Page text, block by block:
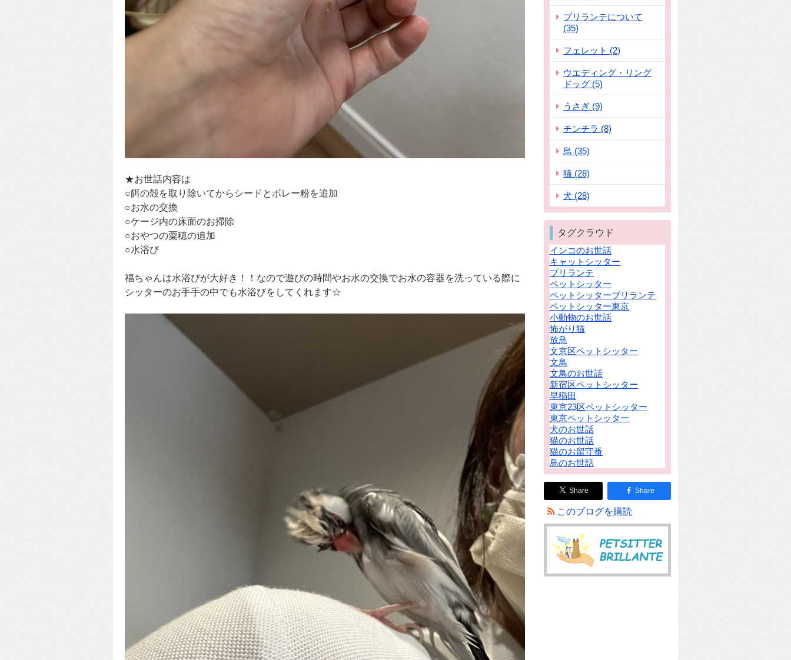
★お世話内容は
○餌の殻を取り除いてからシードとボレー粉を追加
○お水の交換
○ケージ内の床面のお掃除
○おやつの粟穂の追加
○水浴び
福ちゃんは水浴びが大好き！！なので遊びの時間やお水の交換でお水の容器を洗っている際に
シッターのお手手の中でも水浴びをしてくれます☆
ブリランテについて
(35)
フェレット (2)
ウエディング・リング
ドッグ (5)
うさぎ (9)
チンチラ (8)
鳥 (35)
猫 (28)
犬 (28)
タグクラウド
インコのお世話
キャットシッター
ブリランテ
ペットシッター
ペットシッターブリランテ
ペットシッター東京
小動物のお世話
怖がり猫
放鳥
文京区ペットシッター
文鳥
文鳥のお世話
新宿区ペットシッター
早稲田
東京23区ペットシッター
東京ペットシッター
犬のお世話
猫のお世話
猫のお留守番
鳥のお世話
Share Share
このブログを購読